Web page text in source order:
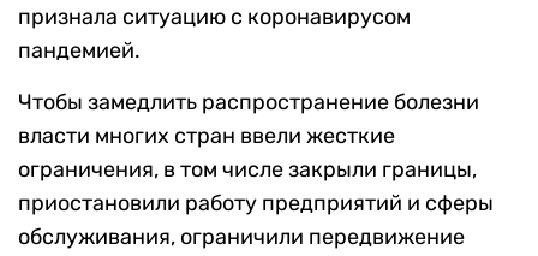
признала ситуацию с коронавирусом
пандемией.
Чтобы замедлить распространение болезни
власти многих стран ввели жесткие
ограничения, в том числе закрыли границы,
приостановили работу предприятий и сферы
обслуживания, ограничили передвижение